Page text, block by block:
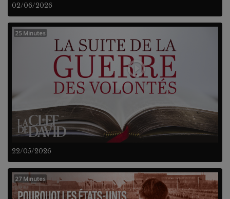
02/06/2026
22/05/2026
25 Minutes
27 Minutes